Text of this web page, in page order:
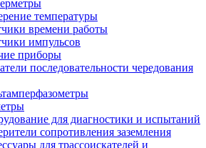
температуры
времени работы
импульсов
приборы
последовательности чередования
для диагностики и испытаний
сопротивления заземления
для трассоискателей и